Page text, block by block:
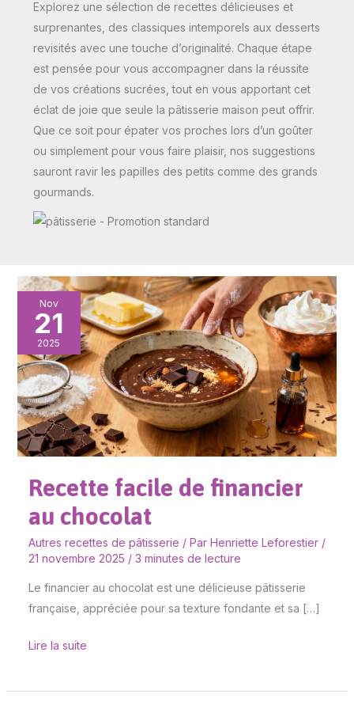
Explorez une sélection de recettes délicieuses et
surprenantes, des classiques intemporels aux desserts
revisités avec une touche d’originalité. Chaque étape
est pensée pour vous accompagner dans la réussite
de vos créations sucrées, tout en vous apportant cet
éclat de joie que seule la pâtisserie maison peut offrir.
Que ce soit pour épater vos proches lors d’un goûter
ou simplement pour vous faire plaisir, nos suggestions
sauront ravir les papilles des petits comme des grands
gourmands.
Nov
21
2025
Recette facile de financier
au chocolat
Autres recettes de pâtisserie / Par Henriette Leforestier /
21 novembre 2025 / 3 minutes de lecture
Le financier au chocolat est une délicieuse pâtisserie
française, appréciée pour sa texture fondante et sa […]
Recette
facile
de
financier
au
chocolat
Lire la suite